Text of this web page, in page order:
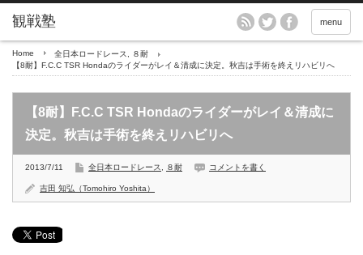
menu
Home 全日本ロードレース
８耐
【8耐】F.C.C TSR Hondaのライダーがレイ＆清成に決定。秋吉は手術を終えリハビリへ
【8耐】F.C.C TSR Hondaのライダーがレイ＆清成に
決定。秋吉は手術を終えリハビリへ
2013/7/11 全日本ロードレース ８耐 コメントを書く
吉田 知弘（Tomohiro Yoshita）